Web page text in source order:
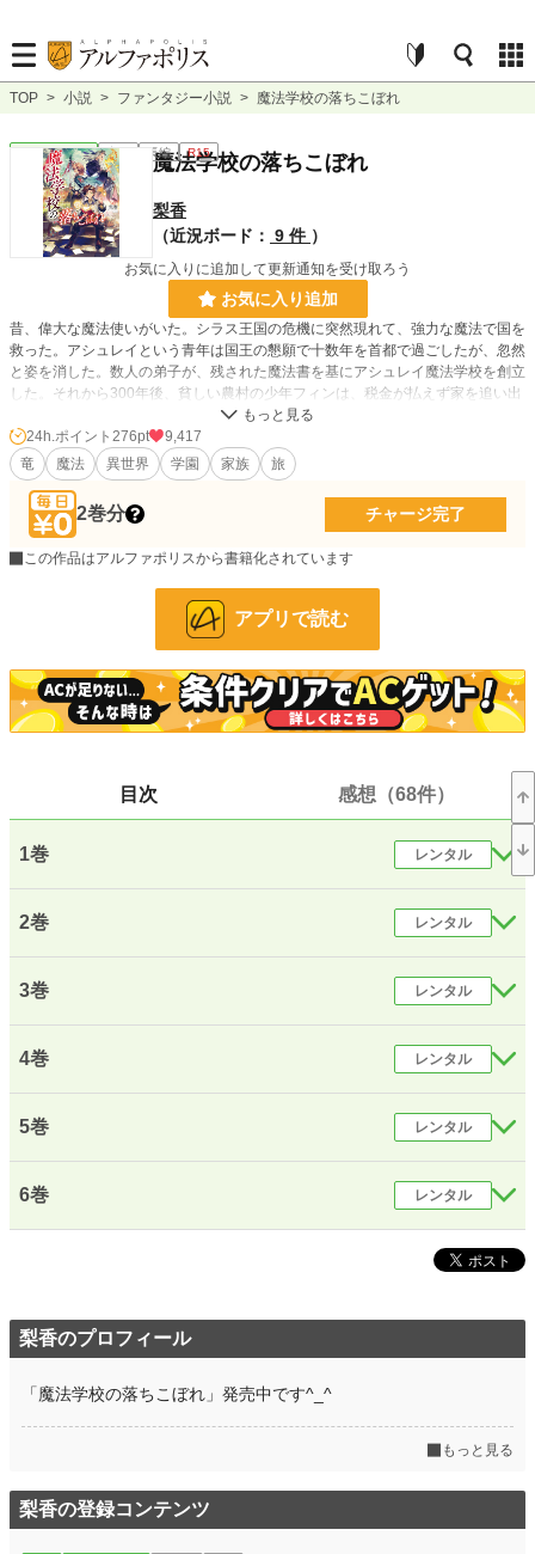
TOP > 小説 > ファンタジー小説 > 魔法学校の落ちこぼれ
ファンタジー 完結 長編 R15
魔法学校の落ちこぼれ
梨香
（近況ボード： 9 件 ）
お気に入りに追加して更新通知を受け取ろう
お気に入り追加
昔、偉大な魔法使いがいた。シラス王国の危機に突然現れて、強力な魔法で国を
救った。アシュレイという青年は国王の懇願で十数年を首都で過ごしたが、忽然
と姿を消した。数人の弟子が、残された魔法書を基にアシュレイ魔法学校を創立
した。それから300年後、貧しい農村の少年フィンは、税金が払えず家を追い出
されそうになる。フィンはアシュレイ魔法学校の入学試験の巡回が来るのを知
る。「魔法学校に入学できたら、家族は家を追い出されない」魔法使いの素質の
ある子供を発掘しようと、マキシム王は魔法学校に入学した生徒の家族には免税
特権を与えていたのだ。フィンは一か八かで受験する。ギリギリの成績で合格し
たフィンは「落ちこぼれ」と一部の貴族から馬鹿にされる。
『落ちこぼれ』と馬鹿にされていたフィンの成長物語です。
4,985 位 / 228,788 件
お気に入り 4,611
文字数(レンタル含む)
初回公開日時
初回完結日時
月間ポイント
24h.ポイント 276pt
9,417
竜
魔法 異世界 学園 家族 旅
2巻分 チャージ完了
この作品はアルファポリスから書籍化されています
アプリで読む
目次 感想（68件）
1巻 レンタル
2巻 レンタル
3巻 レンタル
4巻 レンタル
5巻 レンタル
6巻 レンタル
梨香のプロフィール
「魔法学校の落ちこぼれ」発売中です^_^
もっと見る
梨香の登録コンテンツ